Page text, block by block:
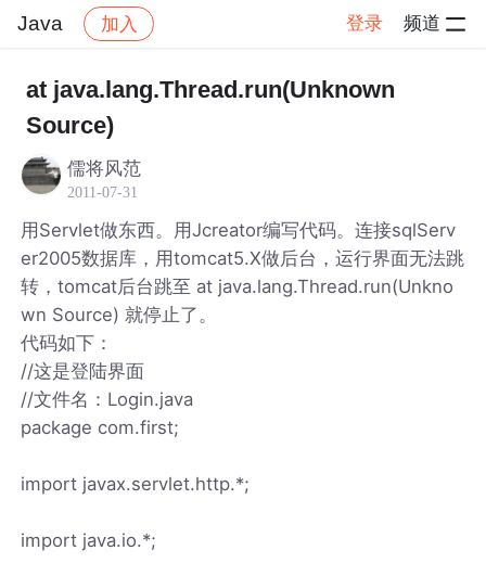
Java 加入 登录 频道
社区 Java 帖子详情
at java.lang.Thread.run(Unknown
Source)
儒将风范
2011-07-31
用Servlet做东西。用Jcreator编写代码。连接sqlServ
er2005数据库，用tomcat5.X做后台，运行界面无法跳
转，tomcat后台跳至 at java.lang.Thread.run(Unkno
wn Source) 就停止了。
代码如下：
//这是登陆界面
//文件名：Login.java
package com.first;
import javax.servlet.http.*;
import java.io.*;